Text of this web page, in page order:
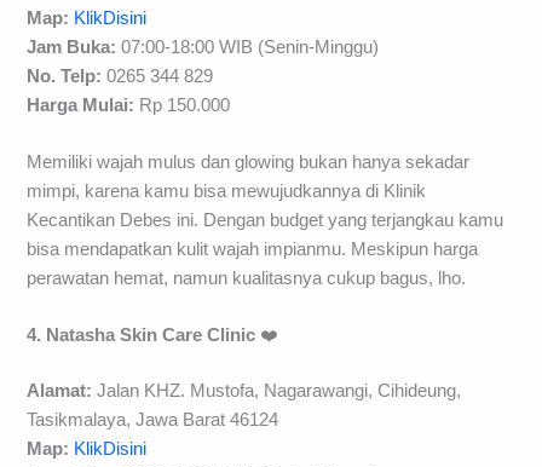
Map: KlikDisini
Jam Buka: 07:00-18:00 WIB (Senin-Minggu)
No. Telp: 0265 344 829
Harga Mulai: Rp 150.000
Memiliki wajah mulus dan glowing bukan hanya sekadar
mimpi, karena kamu bisa mewujudkannya di Klinik
Kecantikan Debes ini. Dengan budget yang terjangkau kamu
bisa mendapatkan kulit wajah impianmu. Meskipun harga
perawatan hemat, namun kualitasnya cukup bagus, lho.
4. Natasha Skin Care Clinic ❤️
Alamat: Jalan KHZ. Mustofa, Nagarawangi, Cihideung,
Tasikmalaya, Jawa Barat 46124
Map: KlikDisini